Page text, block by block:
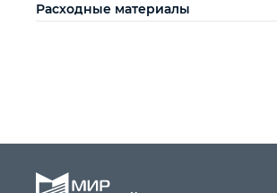
Расходные материалы